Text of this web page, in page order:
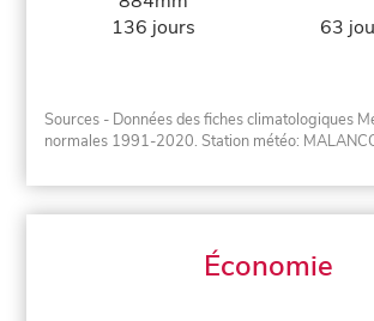
136 jours
63
Sources - Données des fiches climatologiques
normales 1991-2020. Station météo:
Économie